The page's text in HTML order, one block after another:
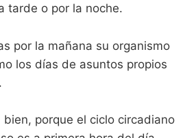
tarde o por la noche.
por la mañana su organismo
los días de asuntos propios
bien, porque el ciclo circadiano